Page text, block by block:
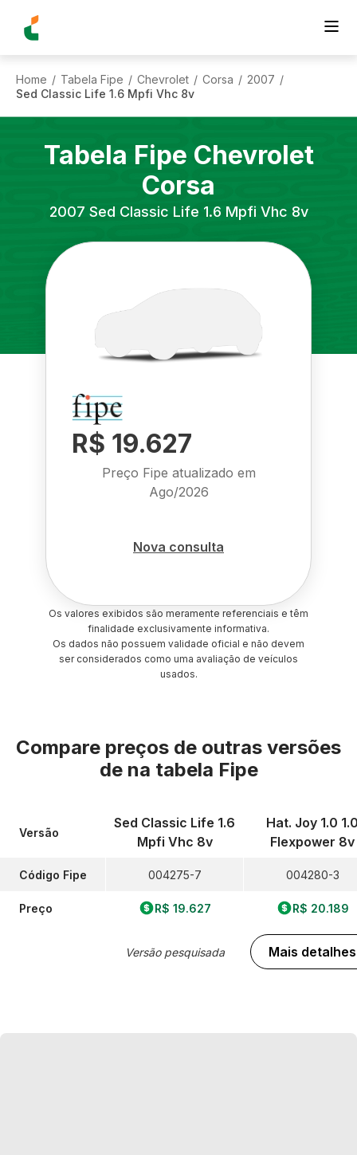
Home / Tabela Fipe / Chevrolet / Corsa / 2007 /
Sed Classic Life 1.6 Mpfi Vhc 8v
Tabela Fipe Chevrolet
Corsa
2007 Sed Classic Life 1.6 Mpfi Vhc 8v
R$ 19.627
Preço Fipe atualizado em
Ago/2026
Nova consulta
Os valores exibidos são meramente referenciais e têm
finalidade exclusivamente informativa.
Os dados não possuem validade oficial e não devem
ser considerados como uma avaliação de veículos
usados.
Compare preços de outras versões
de na tabela Fipe
Versão
Código Fipe
Preço
Sed Classic Life 1.6
Mpfi Vhc 8v
004275-7
R$ 19.627
Versão pesquisada
Hat. Joy 1.0
Flexpower 8v
004280-3
R$ 20.189
Mais detalhes